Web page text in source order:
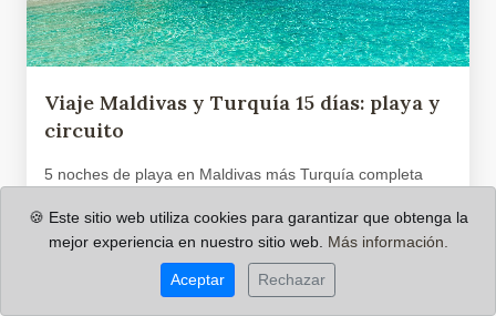
Viaje Maldivas y Turquía 15 días: playa y
circuito
5 noches de playa en Maldivas más Turquía completa
organizados a medida.
🍪 Este sitio web utiliza cookies para garantizar que obtenga la
mejor experiencia en nuestro sitio web. Más información.
Aceptar Rechazar